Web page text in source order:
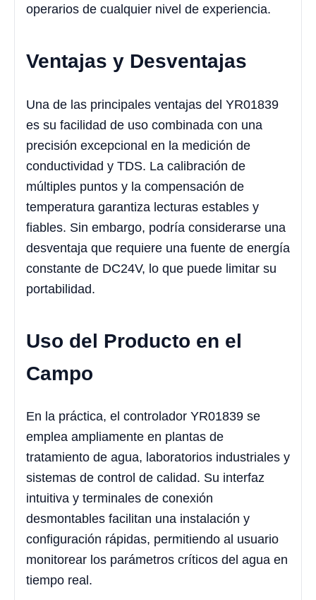
operarios de cualquier nivel de experiencia.
Ventajas y Desventajas
Una de las principales ventajas del YR01839
es su facilidad de uso combinada con una
precisión excepcional en la medición de
conductividad y TDS. La calibración de
múltiples puntos y la compensación de
temperatura garantiza lecturas estables y
fiables. Sin embargo, podría considerarse una
desventaja que requiere una fuente de energía
constante de DC24V, lo que puede limitar su
portabilidad.
Uso del Producto en el
Campo
En la práctica, el controlador YR01839 se
emplea ampliamente en plantas de
tratamiento de agua, laboratorios industriales y
sistemas de control de calidad. Su interfaz
intuitiva y terminales de conexión
desmontables facilitan una instalación y
configuración rápidas, permitiendo al usuario
monitorear los parámetros críticos del agua en
tiempo real.